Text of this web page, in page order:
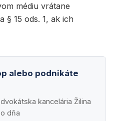
médiu vrátane
§ 15 ods. 1, ak ich
alebo podnikáte
kancelária Žilina
dňa